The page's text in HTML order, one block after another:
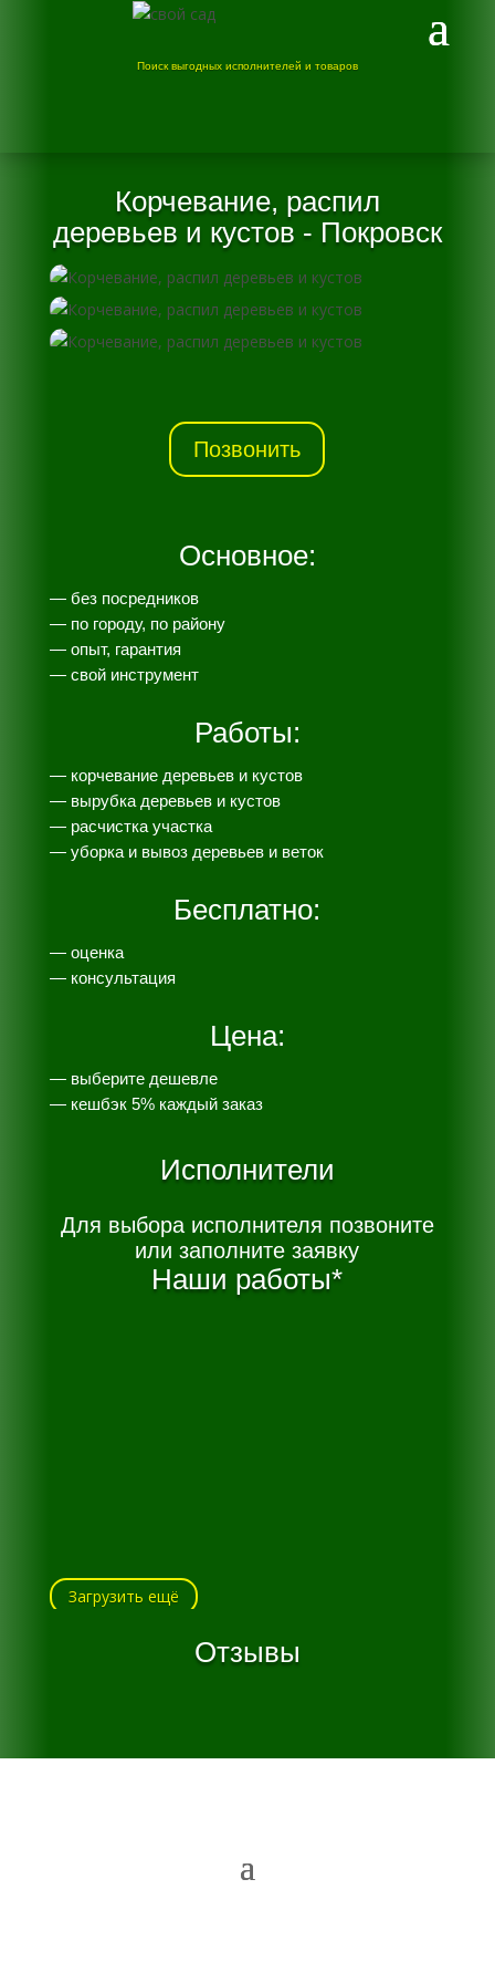
Поиск выгодных исполнителей и товаров
Корчевание, распил
деревьев и кустов - Покровск
Позвонить
Основное:
— без посредников
— по городу, по району
— опыт, гарантия
— свой инструмент
Работы:
— корчевание деревьев и кустов
— вырубка деревьев и кустов
— расчистка участка
— уборка и вывоз деревьев и веток
Бесплатно:
— оценка
— консультация
Цена:
— выберите дешевле
— кешбэк 5% каждый заказ
Исполнители
Для выбора исполнителя позвоните
или заполните заявку
Наши работы*
Загрузить ещё
Отзывы